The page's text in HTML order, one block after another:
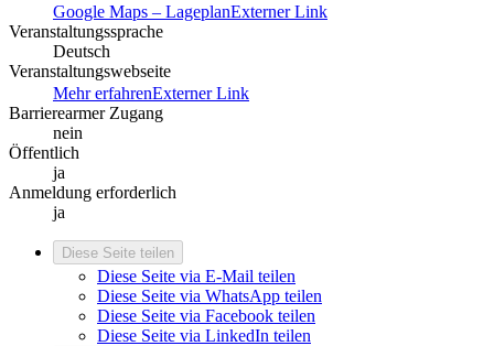
Google Maps – LageplanExterner Link
Veranstaltungssprache
Deutsch
Veranstaltungswebseite
Mehr erfahrenExterner Link
Barrierearmer Zugang
nein
Öffentlich
ja
Anmeldung erforderlich
ja
Diese Seite teilen
Diese Seite via E-Mail teilen
Diese Seite via WhatsApp teilen
Diese Seite via Facebook teilen
Diese Seite via LinkedIn teilen